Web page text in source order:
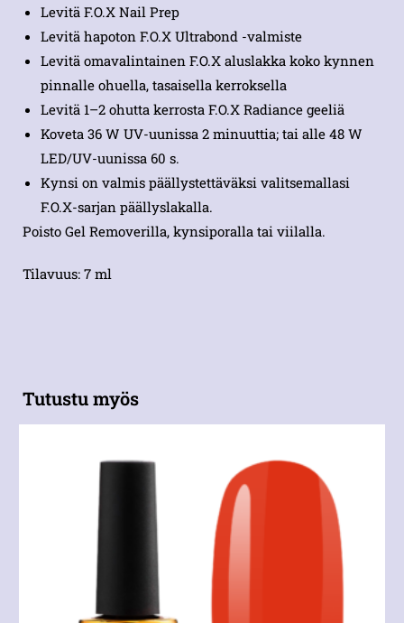
Levitä F.O.X Nail Prep
Levitä hapoton F.O.X Ultrabond -valmiste
Levitä omavalintainen F.O.X aluslakka koko kynnen
pinnalle ohuella, tasaisella kerroksella
Levitä 1–2 ohutta kerrosta F.O.X Radiance geeliä
Koveta 36 W UV-uunissa 2 minuuttia; tai alle 48 W
LED/UV-uunissa 60 s.
Kynsi on valmis päällystettäväksi valitsemallasi
F.O.X-sarjan päällyslakalla.
Poisto Gel Removerilla, kynsiporalla tai viilalla.
Tilavuus: 7 ml
Tutustu myös